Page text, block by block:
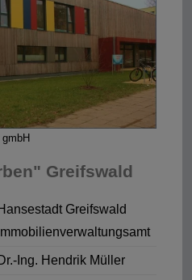
Greifswald
Hansestadt Greifswald
Immobilienverwaltungsamt
Dr.-Ing. Hendrik Müller